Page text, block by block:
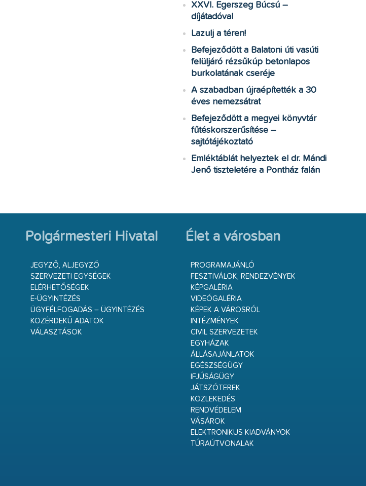
XXVI. Egerszeg Búcsú –
díjátadóval
Lazulj a téren!
Befejeződött a Balatoni úti vasúti
felüljáró rézsűkúp betonlapos
burkolatának cseréje
A szabadban újraépítették a 30
éves nemezsátrat
Befejeződött a megyei könyvtár
fűtéskorszerűsítése –
sajtótájékoztató
Emléktáblát helyeztek el dr. Mándi
Jenő tiszteletére a Pontház falán
Polgármesteri Hivatal
JEGYZŐ, ALJEGYZŐ
SZERVEZETI EGYSÉGEK
ELÉRHETŐSÉGEK
E-ÜGYINTÉZÉS
ÜGYFÉLFOGADÁS – ÜGYINTÉZÉS
KÖZÉRDEKŰ ADATOK
VÁLASZTÁSOK
Élet a városban
PROGRAMAJÁNLÓ
FESZTIVÁLOK, RENDEZVÉNYEK
KÉPGALÉRIA
VIDEÓGALÉRIA
KÉPEK A VÁROSRÓL
INTÉZMÉNYEK
CIVIL SZERVEZETEK
EGYHÁZAK
ÁLLÁSAJÁNLATOK
EGÉSZSÉGÜGY
IFJÚSÁGÜGY
JÁTSZÓTEREK
KÖZLEKEDÉS
RENDVÉDELEM
VÁSÁROK
ELEKTRONIKUS KIADVÁNYOK
TÚRAÚTVONALAK